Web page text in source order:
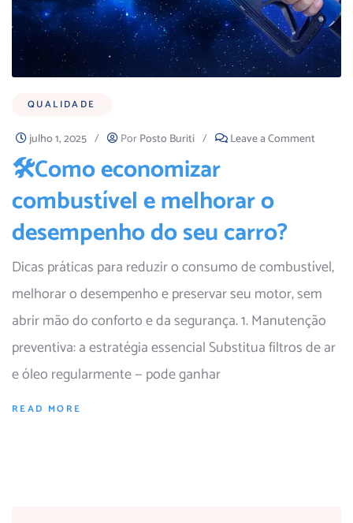
QUALIDADE
julho 1, 2025 / PorPosto Buriti / Leave a Comment
🛠️Como economizar
combustível e melhorar o
desempenho do seu carro?
Dicas práticas para reduzir o consumo de combustível,
melhorar o desempenho e preservar seu motor, sem
abrir mão do conforto e da segurança. 1. Manutenção
preventiva: a estratégia essencial Substitua filtros de ar
e óleo regularmente — pode ganhar
READ MORE